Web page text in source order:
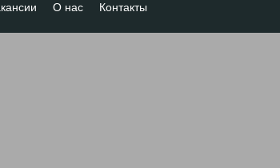
О нас Контакты